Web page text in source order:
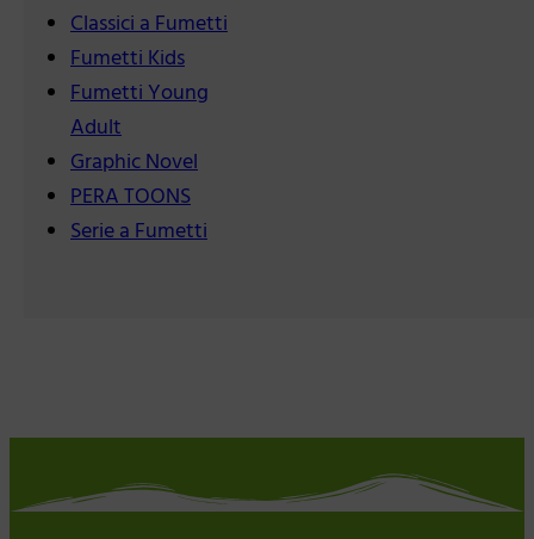
Classici a Fumetti
Fumetti Kids
Fumetti Young
Adult
Graphic Novel
PERA TOONS
Serie a Fumetti